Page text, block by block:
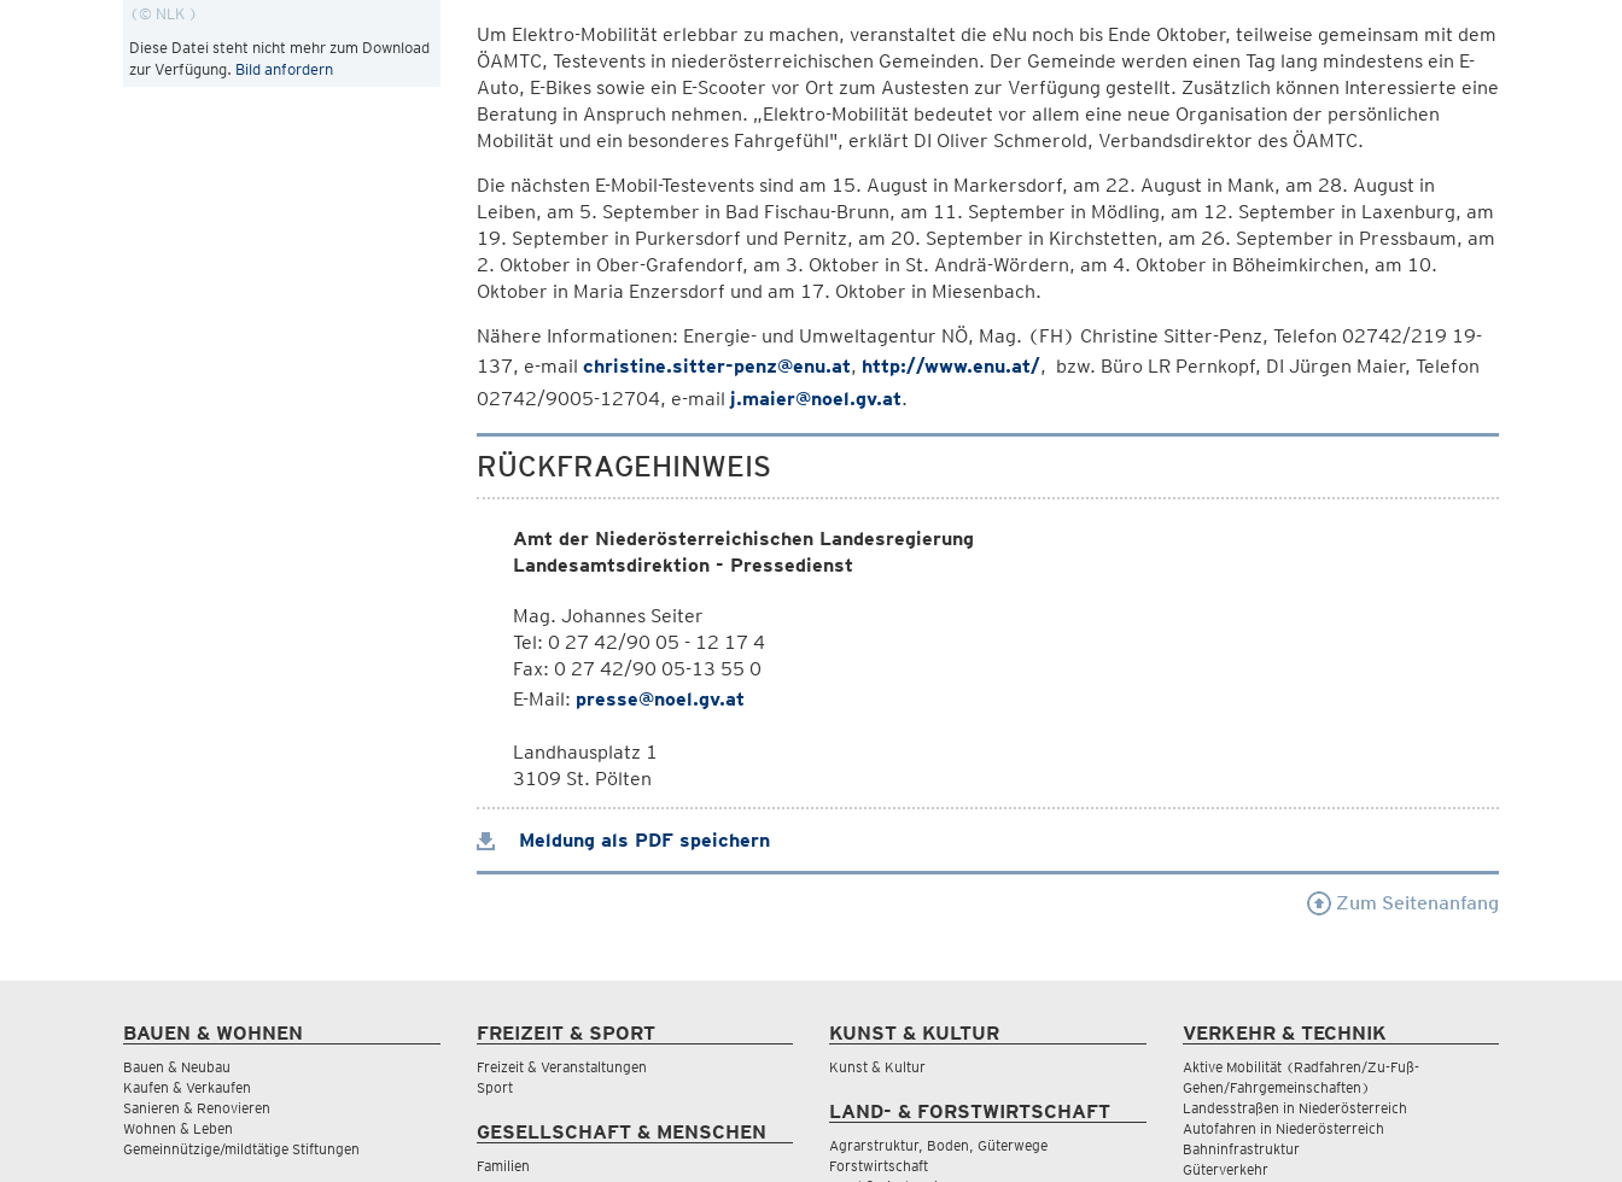
© NLK
Diese Datei steht nicht mehr zum Download
zur Verfügung. Bild anfordern
Um Elektro-Mobilität erlebbar zu machen, veranstaltet die eNu noch bis Ende Oktober, teilweise gemeinsam mit dem
ÖAMTC, Testevents in niederösterreichischen Gemeinden. Der Gemeinde werden einen Tag lang mindestens ein E-
Auto, E-Bikes sowie ein E-Scooter vor Ort zum Austesten zur Verfügung gestellt. Zusätzlich können Interessierte eine
Beratung in Anspruch nehmen. „Elektro-Mobilität bedeutet vor allem eine neue Organisation der persönlichen
Mobilität und ein besonderes Fahrgefühl", erklärt DI Oliver Schmerold, Verbandsdirektor des ÖAMTC.
Die nächsten E-Mobil-Testevents sind am 15. August in Markersdorf, am 22. August in Mank, am 28. August in
Leiben, am 5. September in Bad Fischau-Brunn, am 11. September in Mödling, am 12. September in Laxenburg, am
19. September in Purkersdorf und Pernitz, am 20. September in Kirchstetten, am 26. September in Pressbaum, am
2. Oktober in Ober-Grafendorf, am 3. Oktober in St. Andrä-Wördern, am 4. Oktober in Böheimkirchen, am 10.
Oktober in Maria Enzersdorf und am 17. Oktober in Miesenbach.
Nähere Informationen: Energie- und Umweltagentur NÖ, Mag. (FH) Christine Sitter-Penz, Telefon 02742/219 19-
137, e-mail christine.sitter-penz@enu.at, http://www.enu.at/, bzw. Büro LR Pernkopf, DI Jürgen Maier, Telefon
02742/9005-12704, e-mail j.maier@noel.gv.at.
RÜCKFRAGEHINWEIS
Amt der Niederösterreichischen Landesregierung
Landesamtsdirektion - Pressedienst
Mag. Johannes Seiter
Tel: 0 27 42/90 05 - 12 17 4
Fax: 0 27 42/90 05-13 55 0
E-Mail: presse@noel.gv.at
Landhausplatz 1
3109 St. Pölten
Meldung als PDF speichern
Zum Seitenanfang
BAUEN & WOHNEN
Bauen & Neubau
Kaufen & Verkaufen
Sanieren & Renovieren
Wohnen & Leben
Gemeinnützige/mildtätige Stiftungen
FREIZEIT & SPORT
Freizeit & Veranstaltungen
Sport
GESELLSCHAFT & MENSCHEN
Familien
KUNST & KULTUR
Kunst & Kultur
LAND- & FORSTWIRTSCHAFT
Agrarstruktur, Boden, Güterwege
Forstwirtschaft
VERKEHR & TECHNIK
Aktive Mobilität (Radfahren/Zu-Fuß-
Gehen/Fahrgemeinschaften)
Landesstraßen in Niederösterreich
Autofahren in Niederösterreich
Bahninfrastruktur
Güterverkehr